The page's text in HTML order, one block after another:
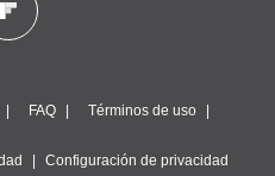
FAQ Términos de uso
Configuración de privacidad